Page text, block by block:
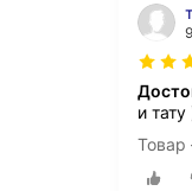
и тату
Товар